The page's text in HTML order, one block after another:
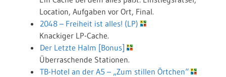
Location, Aufgaben vor Ort, Final.
2048 – Freiheit ist alles! (LP)
Knackiger LP-Cache.
Der Letzte Halm [Bonus]
Überraschende Stationen.
TB-Hotel an der A5 – „Zum stillen Örtchen“